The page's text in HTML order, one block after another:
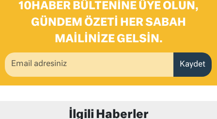
10HABER BÜLTENINE ÜYE OLUN,
GÜNDEM ÖZETI HER SABAH
MAILINIZE GELSIN.
Kaydet
İlgili Haberler